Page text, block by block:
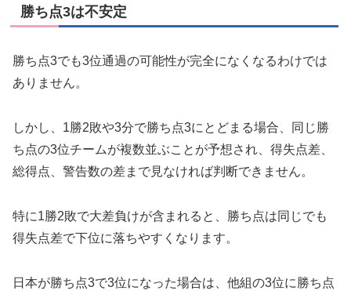
勝ち点3は不安定
勝ち点3でも3位通過の可能性が完全になくなるわけでは
ありません。
しかし、1勝2敗や3分で勝ち点3にとどまる場合、同じ勝
ち点の3位チームが複数並ぶことが予想され、得失点差、
総得点、警告数の差まで見なければ判断できません。
特に1勝2敗で大差負けが含まれると、勝ち点は同じでも
得失点差で下位に落ちやすくなります。
日本が勝ち点3で3位になった場合は、他組の3位に勝ち点